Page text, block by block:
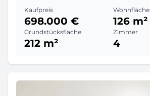
Kaufpreis
698.000 €
Wohnfläche
126 m²
Grundstücksfläche
212 m²
Zimmer
4